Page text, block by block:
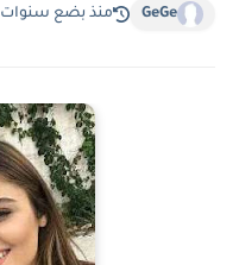
GeGe منذ بضع سنوات